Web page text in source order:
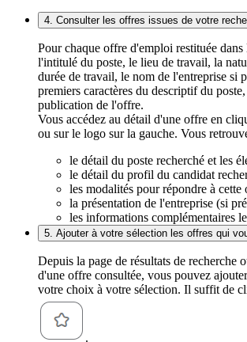
4. Consulter les offres issues de votre
Pour chaque offre d'emploi restituée
l'intitulé du poste, le lieu de travail, la
durée de travail, le nom de l'entreprise si
premiers caractères du descriptif du
publication de l'offre.
Vous accédez au détail d'une offre en
ou sur le logo sur la gauche. Vous
le détail du poste recherché et les
le détail du profil du candidat
les modalités pour répondre à cette
la présentation de l'entreprise (si
les informations complémentaires
5. Ajouter à votre sélection les offres qui
Depuis la page de résultats de recherche
d'une offre consultée, vous pouvez
votre choix à votre sélection. Il suffit de
.